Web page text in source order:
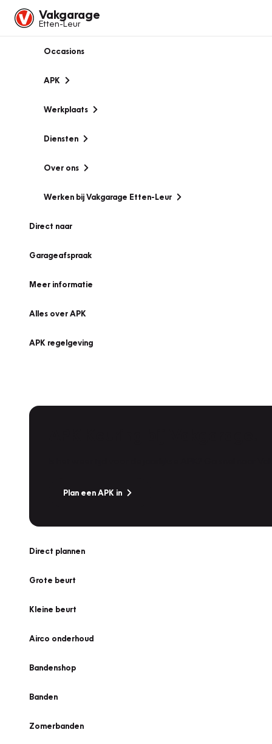
Vakgarage
Etten-Leur
Occasions
APK
Werkplaats
Diensten
Over ons
Werken bij Vakgarage Etten-Leur
Direct naar
Garageafspraak
Meer informatie
Alles over APK
APK regelgeving
Plan een APK in
Direct plannen
Grote beurt
Kleine beurt
Airco onderhoud
Bandenshop
Banden
Zomerbanden